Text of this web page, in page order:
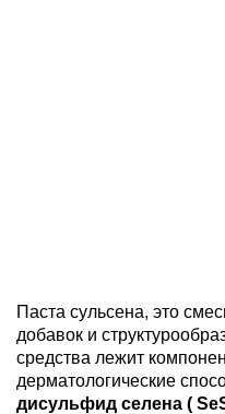
Паста сульсена, это
добавок и
средства лежит
дерматологические
дисульфид селена (